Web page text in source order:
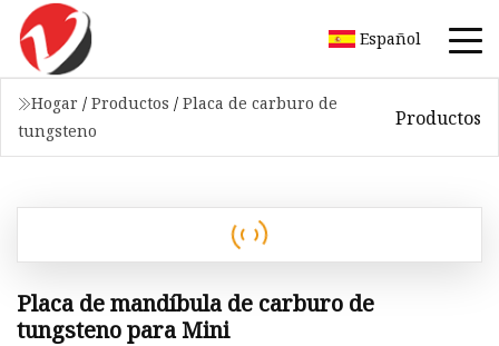
Español
Hogar / Productos / Placa de carburo de
tungsteno
Productos
Placa de mandíbula de carburo de
tungsteno para Mini